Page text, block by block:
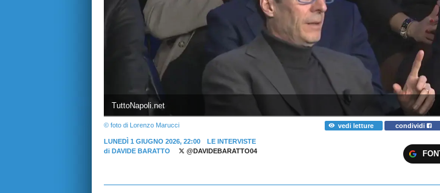
TuttoNapoli.net
© foto di Lorenzo Marucci vedi letture condividi
LUNEDÌ 1 GIUGNO 2026, 22:00
LE INTERVISTE
di DAVIDE BARATTO @DAVIDEBARATTO04